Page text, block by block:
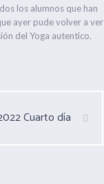
los alumnos que han
ayer pude volver a ver
del Yoga autentico.
Cuarto día